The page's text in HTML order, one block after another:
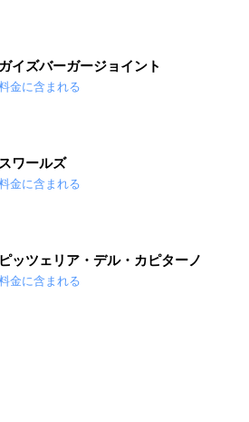
ガイズバーガージョイント
金に含まれる
スワールズ
金に含まれる
ピッツェリア・デル・カピターノ
金に含まれる